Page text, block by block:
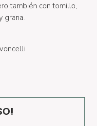
también con tomillo,
grana.